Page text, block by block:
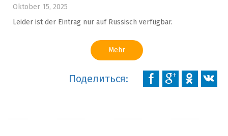
Oktober 15, 2025
Leider ist der Eintrag nur auf Russisch verfügbar.
Mehr
Поделиться: